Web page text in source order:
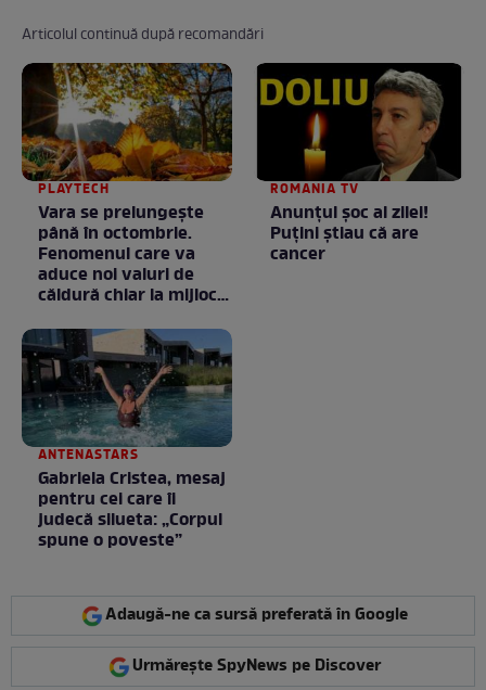
Articolul continuă după recomandări
PLAYTECH
Vara se prelungeşte
până în octombrie.
Fenomenul care va
aduce noi valuri de
căldură chiar la mijlocul
ROMANIA TV
Anunţul şoc al zilei!
Puţini ştiau că are
cancer
ANTENASTARS
Gabriela Cristea, mesaj
pentru cei care îi
judecă silueta: „Corpul
spune o poveste”
Adaugă-ne ca sursă preferată în Google
Urmărește SpyNews pe Discover